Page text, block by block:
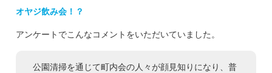
オヤジ飲み会！？
アンケートでこんなコメントをいただいていました。
公園清掃を通じて町内会の人々が顔見知りになり、普